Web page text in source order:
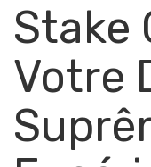
Stake
Votre